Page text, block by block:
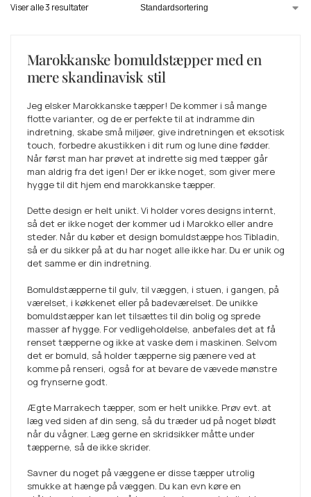
Viser alle 3 resultater
Marokkanske bomuldstæpper med en
mere skandinavisk stil
Jeg elsker Marokkanske tæpper! De kommer i så mange
flotte varianter, og de er perfekte til at indramme din
indretning, skabe små miljøer, give indretningen et eksotisk
touch, forbedre akustikken i dit rum og lune dine fødder.
Når først man har prøvet at indrette sig med tæpper går
man aldrig fra det igen! Der er ikke noget, som giver mere
hygge til dit hjem end marokkanske tæpper.
Dette design er helt unikt. Vi holder vores designs internt,
så det er ikke noget der kommer ud i Marokko eller andre
steder. Når du køber et design bomuldstæppe hos Tibladin,
så er du sikker på at du har noget alle ikke har. Du er unik og
det samme er din indretning.
Bomuldstæpperne til gulv, til væggen, i stuen, i gangen, på
værelset, i køkkenet eller på badeværelset. De unikke
bomuldstæpper kan let tilsættes til din bolig og sprede
masser af hygge. For vedligeholdelse, anbefales det at få
renset tæpperne og ikke at vaske dem i maskinen. Selvom
det er bomuld, så holder tæpperne sig pænere ved at
komme på renseri, også for at bevare de vævede mønstre
og frynserne godt.
Ægte Marrakech tæpper, som er helt unikke. Prøv evt. at
læg ved siden af din seng, så du træder ud på noget blødt
når du vågner. Læg gerne en skridsikker måtte under
tæpperne, så de ikke skrider.
Savner du noget på væggene er disse tæpper utrolig
smukke at hænge på væggen. Du kan evn køre en